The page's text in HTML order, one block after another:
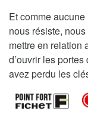
Et comme
nous résiste,
mettre en relation
d’ouvrir les
avez perdu les